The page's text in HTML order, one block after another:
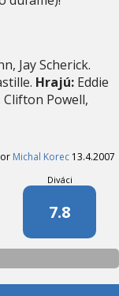
Jay Scherick.
Hrajú: Eddie
Powell,
Michal Korec 13.4.2007
Diváci
7.8